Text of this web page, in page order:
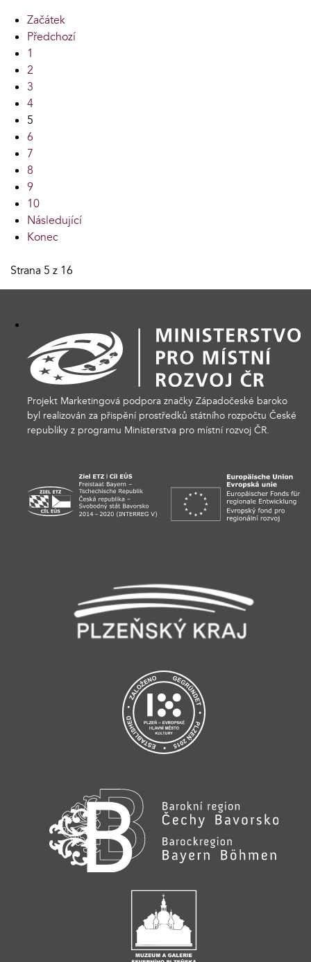
Začátek
Předchozí
1
2
3
4
5
6
7
8
9
10
Následující
Konec
Strana 5 z 16
Projekt Marketingová podpora značky Západočeské baroko
byl realizován za přispění prostředků státního rozpočtu České
republiky z programu Ministerstva pro místní rozvoj ČR.